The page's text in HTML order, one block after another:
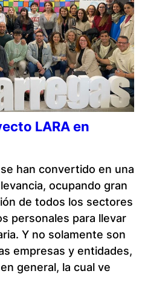
LARA en
han convertido en una
ocupando gran
de todos los sectores
personales para llevar
Y no solamente son
empresas y entidades,
general, la cual ve